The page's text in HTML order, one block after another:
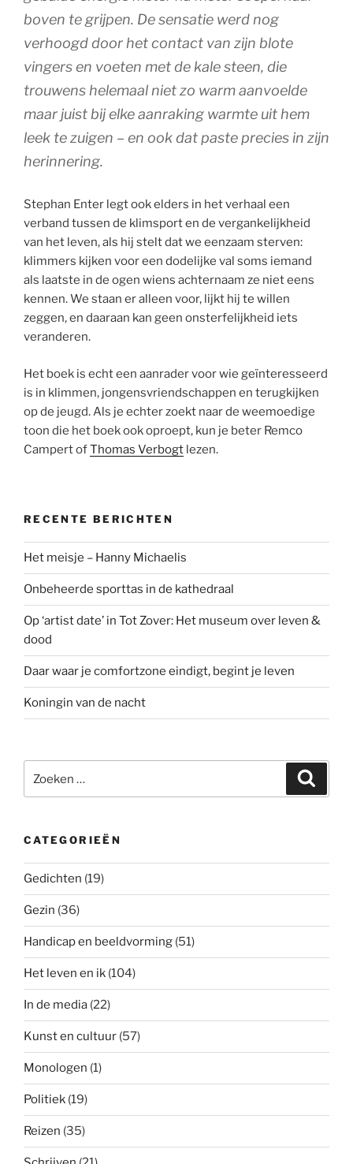
boven te grijpen. De sensatie werd nog
verhoogd door het contact van zijn blote
vingers en voeten met de kale steen, die
trouwens helemaal niet zo warm aanvoelde
maar juist bij elke aanraking warmte uit hem
leek te zuigen – en ook dat paste precies in zijn
herinnering.
Stephan Enter legt ook elders in het verhaal een
verband tussen de klimsport en de vergankelijkheid
van het leven, als hij stelt dat we eenzaam sterven:
klimmers kijken voor een dodelijke val soms iemand
als laatste in de ogen wiens achternaam ze niet eens
kennen. We staan er alleen voor, lijkt hij te willen
zeggen, en daaraan kan geen onsterfelijkheid iets
veranderen.
Het boek is echt een aanrader voor wie geïnteresseerd
is in klimmen, jongensvriendschappen en terugkijken
op de jeugd. Als je echter zoekt naar de weemoedige
toon die het boek ook oproept, kun je beter Remco
Campert ofThomas Verbogt lezen.
RECENTE BERICHTEN
Het meisje – Hanny Michaelis
Onbeheerde sporttas in de kathedraal
Op ‘artist date’ in Tot Zover: Het museum over leven &
dood
Daar waar je comfortzone eindigt, begint je leven
Koningin van de nacht
naar:
CATEGORIEËN
Gedichten (19)
Gezin (36)
Handicap en beeldvorming (51)
Het leven en ik (104)
In de media (22)
Kunst en cultuur (57)
Monologen (1)
Politiek (19)
Reizen (35)